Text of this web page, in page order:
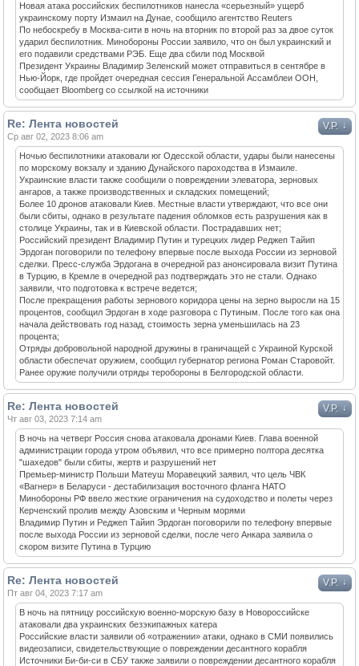
Новая атака российских беспилотников нанесла «серьезный» ущерб
украинскому порту Измаил на Дунае, сообщило агентство Reuters
По небоскребу в Москва-сити в ночь на вторник по второй раз за двое суток
ударил беспилотник. Минобороны России заявило, что он был украинский и
его подавили средствами РЭБ. Еще два сбили под Москвой
Президент Украины Владимир Зеленский может отправиться в сентябре в
Нью-Йорк, где пройдет очередная сессия Генеральной Ассамблеи ООН,
сообщает Bloomberg со ссылкой на источники
V.P. ↓
Re: Лента новостей
Ср авг 02, 2023 8:06 am
Ночью беспилотники атаковали юг Одесской области, удары были нанесены
по морскому вокзалу и зданию Дунайского пароходства в Измаиле.
Украинские власти также сообщили о повреждении элеватора, зерновых
ангаров, а также производственных и складских помещений;
Более 10 дронов атаковали Киев. Местные власти утверждают, что все они
были сбиты, однако в результате падения обломков есть разрушения как в
столице Украины, так и в Киевской области. Пострадавших нет;
Российский президент Владимир Путин и турецких лидер Реджеп Тайип
Эрдоган поговорили по телефону впервые после выхода России из зерновой
сделки. Пресс-служба Эрдогана в очередной раз анонсировала визит Путина
в Турцию, в Кремле в очередной раз подтверждать это не стали. Однако
заявили, что подготовка к встрече ведется;
После прекращения работы зернового коридора цены на зерно выросли на 15
процентов, сообщил Эрдоган в ходе разговора с Путиным. После того как она
начала действовать год назад, стоимость зерна уменьшилась на 23
процента;
Отряды добровольной народной дружины в граничащей с Украиной Курской
области обеспечат оружием, сообщил губернатор региона Роман Старовойт.
Ранее оружие получили отряды теробороны в Белгородской области.
V.P. ↓
Re: Лента новостей
Чт авг 03, 2023 7:14 am
В ночь на четверг Россия снова атаковала дронами Киев. Глава военной
администрации города утром объявил, что все примерно полтора десятка
"шахедов" были сбиты, жертв и разрушений нет
Премьер-министр Польши Матеуш Моравецкий заявил, что цель ЧВК
«Вагнер» в Беларуси - дестабилизация восточного фланга НАТО
Минобороны РФ ввело жесткие ограничения на судоходство и полеты через
Керченский пролив между Азовским и Черным морями
Владимир Путин и Реджеп Тайип Эрдоган поговорили по телефону впервые
после выхода России из зерновой сделки, после чего Анкара заявила о
скором визите Путина в Турцию
V.P. ↓
Re: Лента новостей
Пт авг 04, 2023 7:17 am
В ночь на пятницу российскую военно-морскую базу в Новороссийске
атаковали два украинских безэкипажных катера
Российские власти заявили об «отражении» атаки, однако в СМИ появились
видеозаписи, свидетельствующие о повреждении десантного корабля
Источники Би-би-си в СБУ также заявили о повреждении десантного корабля